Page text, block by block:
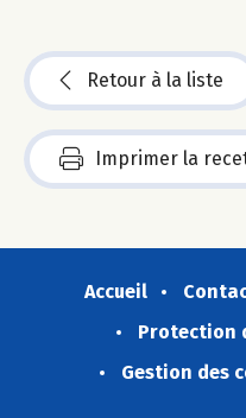
Retour à la liste
Imprimer la
Accueil
Protection
Gestion des